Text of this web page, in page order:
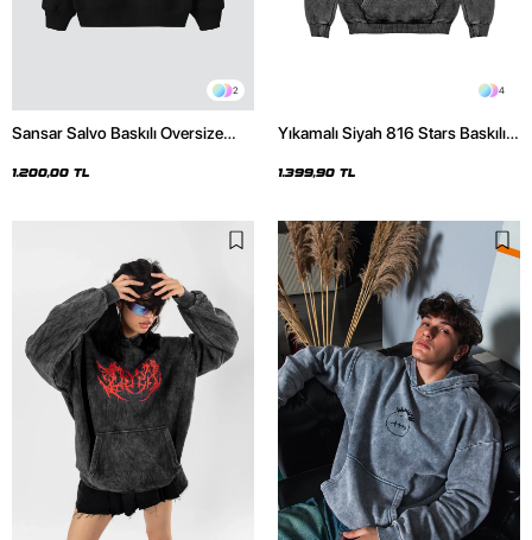
2
Sansar Salvo Baskılı Oversize
1.200,00 TL
4
Yıkamalı Siyah 816 Stars Baskılı
1.399,90 TL